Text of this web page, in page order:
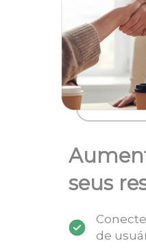
seus
de